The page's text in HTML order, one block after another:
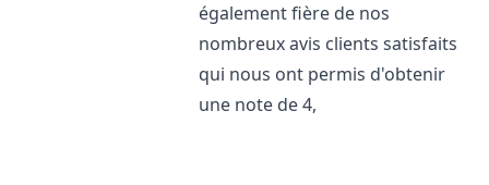
également fière de nos
nombreux avis clients satisfaits
qui nous ont permis d'obtenir
une note de 4,